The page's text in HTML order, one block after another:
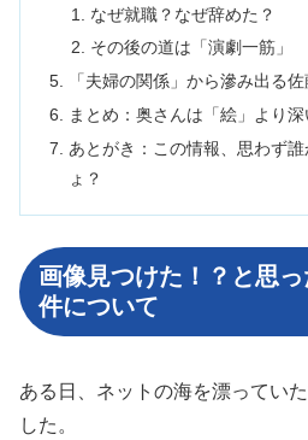
なぜ就職？なぜ辞めた？
その後の道は「演劇一筋」
「夫婦の関係」から滲み出る
まとめ：奥さんは「絵」より
あとがき：この情報、思わず
ょ？
画像見つけた！？と思
件について
ある日、ネットの海を漂ってい
した。